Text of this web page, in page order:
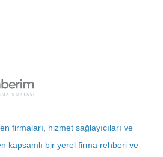
firmaları, hizmet sağlayıcıları ve
kapsamlı bir yerel firma rehberi ve